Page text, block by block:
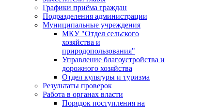
Графики приёма граждан
Подразделения администрации
Муниципальные учреждения
МКУ "Отдел сельского
хозяйства и
природопользования"
Управление благоустройства и
дорожного хозяйства
Отдел культуры и туризма
Результаты проверок
Работа в органах власти
Порядок поступления на